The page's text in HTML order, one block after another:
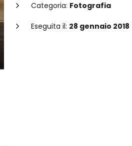
Categoria: Fotografia
Eseguita il: 28 gennaio 2018